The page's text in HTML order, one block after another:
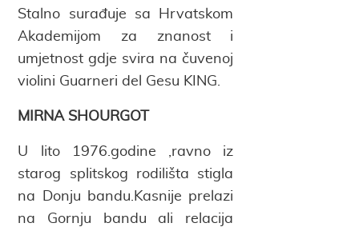
Stalno surađuje sa Hrvatskom
Akademijom za znanost i
umjetnost gdje svira na čuvenoj
violini Guarneri del Gesu KING.
MIRNA SHOURGOT
U lito 1976.godine ,ravno iz
starog splitskog rodilišta stigla
na Donju bandu.Kasnije prelazi
na Gornju bandu ali relacija